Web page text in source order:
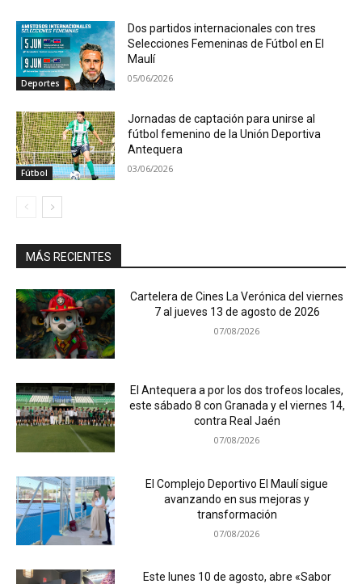
Deportes
Dos partidos internacionales con tres
Selecciones Femeninas de Fútbol en El
Maulí
05/06/2026
Fútbol
Jornadas de captación para unirse al
fútbol femenino de la Unión Deportiva
Antequera
03/06/2026
MÁS RECIENTES
Cartelera de Cines La Verónica del viernes
7 al jueves 13 de agosto de 2026
07/08/2026
El Antequera a por los dos trofeos locales,
este sábado 8 con Granada y el viernes 14,
contra Real Jaén
07/08/2026
El Complejo Deportivo El Maulí sigue
avanzando en sus mejoras y
transformación
07/08/2026
Este lunes 10 de agosto, abre «Sabor